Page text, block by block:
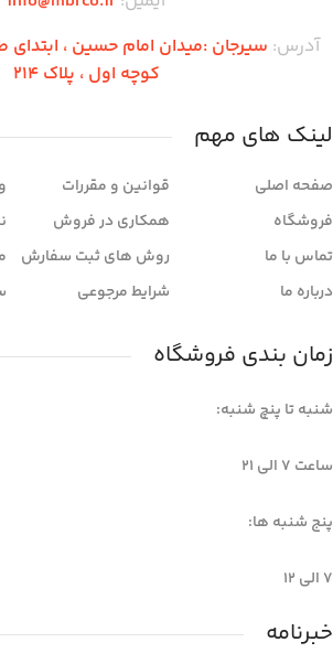
آدرس: سیرجان :میدان امام حسین ، ابتدای
کوچه اول ، پلاک 214
لینک های مهم
صفحه اصلی
فروشگاه
تماس با ما
درباره ما
قوانین و مقررات
همکاری در فروش
روش های ثبت سفارش
شرایط مرجوعی
زمان بندی فروشگاه
شنبه تا پنچ شنبه:
ساعت 7 الی ۲۱
پنج شنبه ها:
7 الی 12
خبرنامه